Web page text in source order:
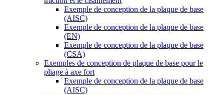
Exemple de conception de la plaque de base
(AISC)
Exemple de conception de la plaque de base
(EN)
Exemple de conception de la plaque de base
(CSA)
Exemples de conception de plaque de base pour le
pliage à axe fort
Exemple de conception de la plaque de base
(AISC)